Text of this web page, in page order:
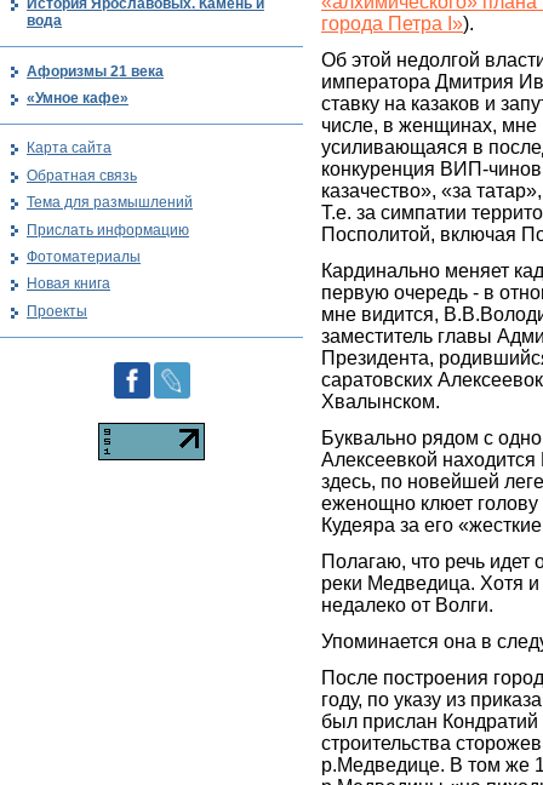
города Петра I»).
Об этой недолгой
императора Дмитрия
ставку на казаков и
числе, в женщинах,
усиливающаяся в
конкуренция ВИП-
казачество», «за
Т.е. за симпатии
Посполитой, включая
Кардинально меняет
первую очередь - в
мне видится,
заместитель главы
Президента,
саратовских
Хвалынском.
Буквально рядом с
Алексеевкой находится
здесь, по новейшей
еженощно клюет голову
Кудеяра за его
Полагаю, что речь идет
реки Медведица. Хотя
недалеко от Волги.
Упоминается она в
После построения
году, по указу из
был прислан
строительства
р.Медведице. В том же
История Ярославовых. Камень и
вода
Афоризмы 21 века
«Умное кафе»
Карта сайта
Обратная связь
Тема для размышлений
Прислать информацию
Фотоматериалы
Новая книга
Проекты